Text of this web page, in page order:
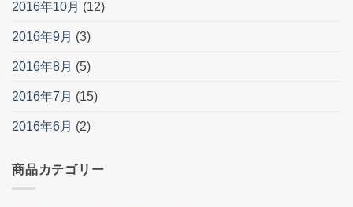
2016年10月 (12)
2016年9月 (3)
2016年8月 (5)
2016年7月 (15)
2016年6月 (2)
商品カテゴリー